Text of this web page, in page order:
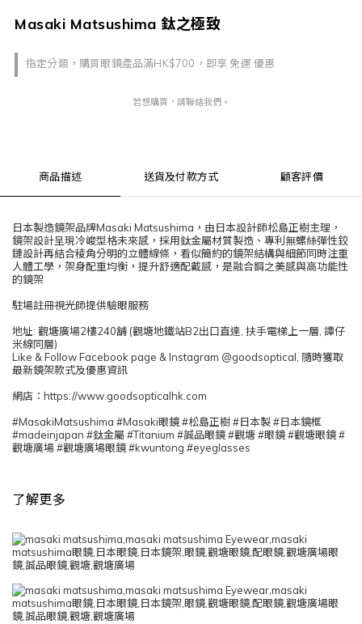
Masaki Matsushima 鈦之極致
指定分類，購買眼鏡產品滿HK$700，即享 免運 優惠
若想購買，請聯絡我們。
商品描述 送貨及付款方式 顧客評價
日本製造鏡架品牌Masaki Matsushima，由日本設計師松島正樹主理，
鏡架設計呈現冷峻型格未來感，採用鈦金屬材質製造、專利無螺絲彈性鉸
鏈設計再結合稜角分明的立體線條，看似簡約的鏡架結構與細節同時注重
人體工學，架身配重均衡，提升舒適配戴感，是融合鋼之美感與高功能性
的鏡架
駐場註冊視光師提供驗眼服務
地址: 觀塘廣場2樓240舖 (觀塘地鐵站B2出口直達, 扶手電梯上一層, 譚仔
米線同層)
Like & Follow Facebook page & Instagram @goodsoptical, 隨時獲取
最新鏡架款式及優惠資訊
網店：https://www.goodsopticalhk.com
#MasakiMatsushima #Masaki眼鏡 #松島正樹 #日本製 #日本鏡框
#madeinjapan #鈦金屬 #Titanium #誠品眼鏡 #觀塘 #眼鏡 #觀塘眼鏡 #
觀塘廣場 #觀塘廣場眼鏡 #kwuntong #eyeglasses
了解更多